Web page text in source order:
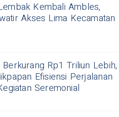
Kembali Ambles,
Akses Lima Kecamatan
Rp1 Triliun Lebih,
Efisiensi Perjalanan
Seremonial